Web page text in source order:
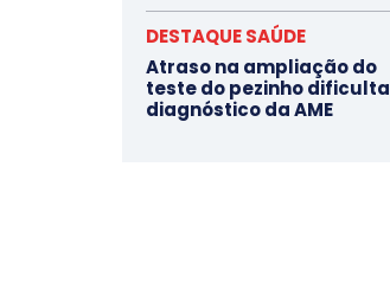
DESTAQUE SAÚDE
Atraso na ampliação do
teste do pezinho dificulta
diagnóstico da AME